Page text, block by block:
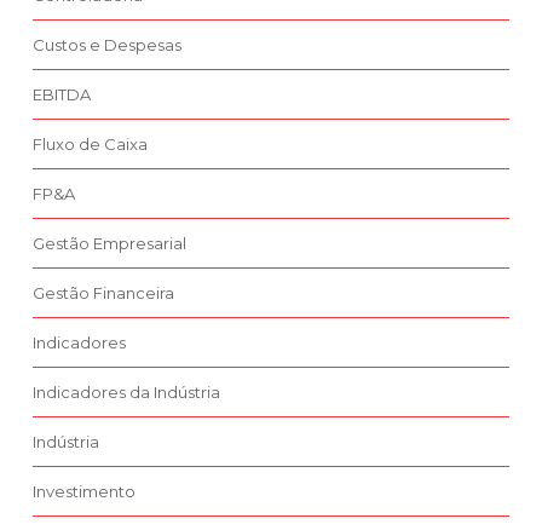
Custos e Despesas
EBITDA
Fluxo de Caixa
FP&A
Gestão Empresarial
Gestão Financeira
Indicadores
Indicadores da Indústria
Indústria
Investimento